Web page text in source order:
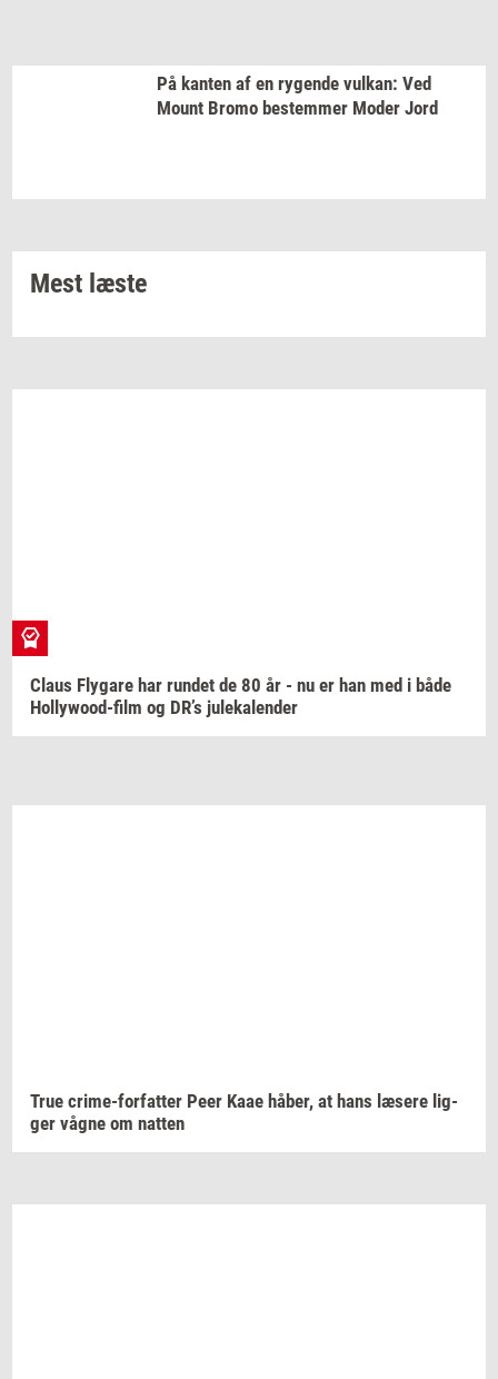
På kan­ten af en ry­gen­de vulkan: Ved
Mount Bromo be­stem­mer Moder Jord
Mest læste
Claus Fly­ga­re har run­det de 80 år - nu er han med i både
Hollywood-​film og DR’s ju­le­ka­len­der
True crime-​forfatter Peer Kaae håber, at hans læ­se­re lig­
ger vågne om nat­ten